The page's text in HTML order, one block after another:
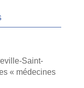
Saint-
« médecines